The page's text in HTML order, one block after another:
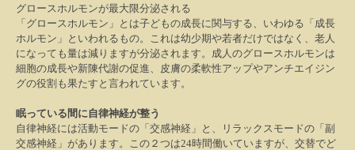
グロースホルモンが最大限分泌される
「グロースホルモン」とは子どもの成長に関与する、いわゆる「成長
ホルモン」といわれるもの。これは幼少期や若者だけではなく、老人
になっても量は減りますが分泌されます。成人のグロースホルモンは
細胞の成長や新陳代謝の促進、皮膚の柔軟性アップやアンチエイジン
グの役割も果たすと言われています。
眠っている間に自律神経が整う
自律神経には活動モードの「交感神経」と、リラックスモードの「副
交感神経」があります。この２つは24時間働いていますが、交替でど